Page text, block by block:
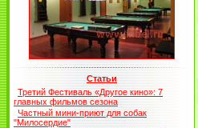
Статьи
Третий Фестиваль «Другое кино»: 7
главных фильмов сезона
Частный мини-приют для собак
"Милосердие"